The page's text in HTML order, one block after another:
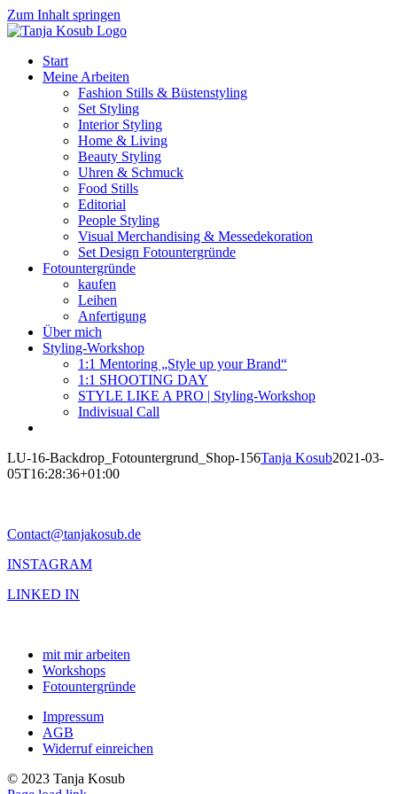
Zum Inhalt springen
Start
Meine Arbeiten
Fashion Stills & Büstenstyling
Set Styling
Interior Styling
Home & Living
Beauty Styling
Uhren & Schmuck
Food Stills
Editorial
People Styling
Visual Merchandising & Messedekoration
Set Design Fotountergründe
Fotountergründe
kaufen
Leihen
Anfertigung
Über mich
Styling-Workshop
1:1 Mentoring „Style up your Brand“
1:1 SHOOTING DAY
STYLE LIKE A PRO | Styling-Workshop
Indivisual Call
LU-16-Backdrop_Fotountergrund_Shop-156Tanja Kosub2021-03-
05T16:28:36+01:00
Contact@tanjakosub.de
INSTAGRAM
LINKED IN
mit mir arbeiten
Workshops
Fotountergründe
Impressum
AGB
Widerruf einreichen
© 2023 Tanja Kosub